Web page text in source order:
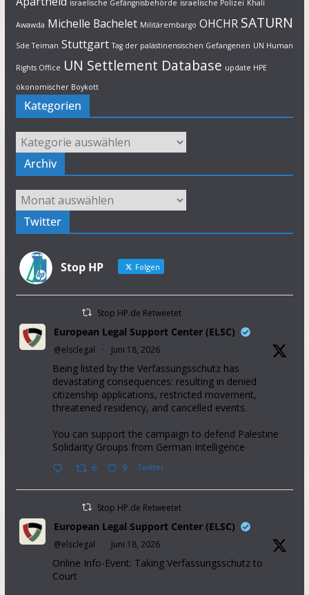
israelische Gefängnisbehörde israelische Polizei Khali
Awawda Michelle Bachelet Militärembargo OHCHR SATURN
Sde Teiman Stuttgart Tag der palästinensischen Gefangenen UN Human
Rights Office UN Settlement Database update HPE
ökonomischer Boykott
Kategorien
Kategorien
Archiv
Archiv
Twitter
Stop HP Folgen
Stop HP.de Retweetet
European Legal Support Center (ELSC)
@elsclegal · Juni 18, 2026
Being listed by the Verfassungsschutz has
devastating consequences: resulting in denied
citizenship applications, restricted movement,
threatened residency, and cancelled events.
You can support the campaign to defend Palestine
Solidarity Groups from German Intelligence
6 9 Twitter
Stop HP.de Retweetet
European Legal Support Center (ELSC)
@elsclegal · Juni 18, 2026
Online Info-Event: Taking Verfassungsschutz to
Court